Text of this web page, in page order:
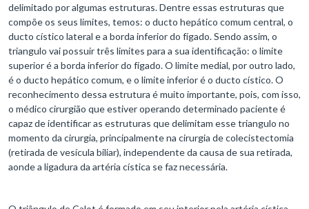
delimitado por algumas estruturas. Dentre essas estruturas que
compõe os seus limites, temos: o ducto hepático comum central, o
ducto cístico lateral e a borda inferior do fígado. Sendo assim, o
triangulo vai possuir três limites para a sua identificação: o limite
superior é a borda inferior do fígado. O limite medial, por outro lado,
é o ducto hepático comum, e o limite inferior é o ducto cístico. O
reconhecimento dessa estrutura é muito importante, pois, com isso,
o médico cirurgião que estiver operando determinado paciente é
capaz de identificar as estruturas que delimitam esse triangulo no
momento da cirurgia, principalmente na cirurgia de colecistectomia
(retirada de vesícula biliar), independente da causa de sua retirada,
aonde a ligadura da artéria cística se faz necessária.